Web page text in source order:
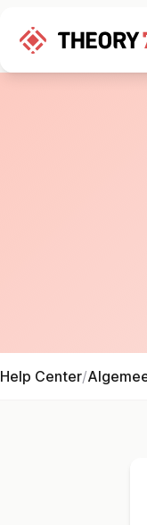
Help Center/